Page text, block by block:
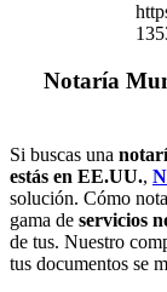
Notaría
Si buscas una
estás en EE.UU.,
solución. Cómo
gama de servicios
de tus. Nuestro
tus documentos se